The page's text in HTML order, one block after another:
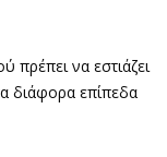
πρέπει να εστιάζει
διάφορα επίπεδα